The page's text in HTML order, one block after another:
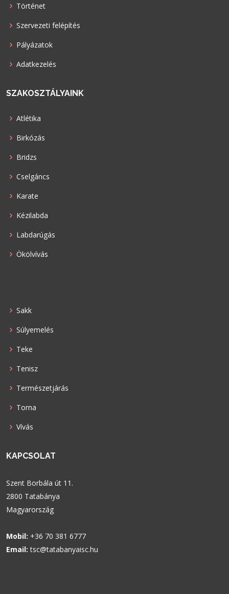
Történet
Szervezeti felépítés
Pályázatok
Adatkezelés
SZAKOSZTÁLYAINK
Atlétika
Birkózás
Bridzs
Cselgáncs
Karate
Kézilabda
Labdarúgás
Ökölvívás
Sakk
Súlyemelés
Teke
Tenisz
Természetjárás
Torna
Vívás
KAPCSOLAT
Szent Borbála út 11.
2800 Tatabánya
Magyarország
Mobil: +36 70 381 6777
Email: tsc@tatabanyaisc.hu